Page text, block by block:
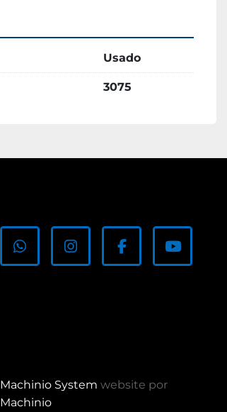
Usado
3075
whatsappinstagramfacebook
Machinio System website por
Machinio